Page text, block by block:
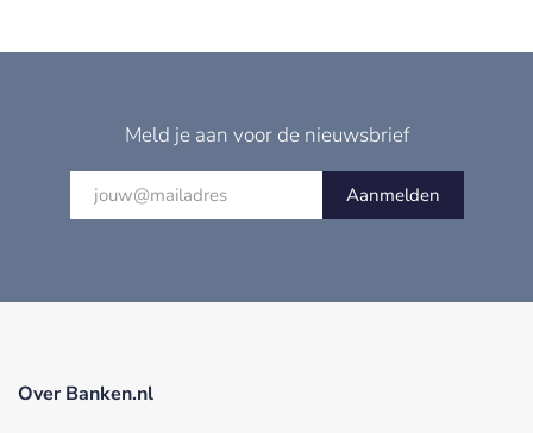
Meld je aan voor de nieuwsbrief
Aanmelden
Over Banken.nl